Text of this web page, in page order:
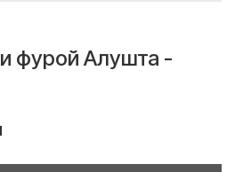
фурой Алушта -